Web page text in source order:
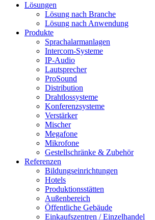
Lösungen
Lösung nach Branche
Lösung nach Anwendung
Produkte
Sprachalarmanlagen
Intercom-Systeme
IP-Audio
Lautsprecher
ProSound
Distribution
Drahtlossysteme
Konferenzsysteme
Verstärker
Mischer
Megafone
Mikrofone
Gestellschränke & Zubehör
Referenzen
Bildungseinrichtungen
Hotels
Produktionsstätten
Außenbereich
Öffentliche Gebäude
Einkaufszentren / Einzelhandel